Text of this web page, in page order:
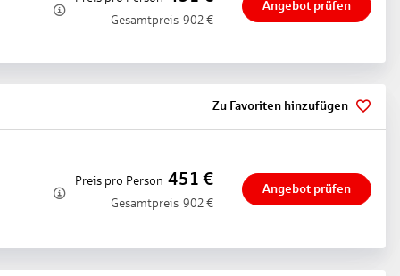
Kinderhochstuhl
Gesamtpreis 902 €
Angebot prüfen
Zu Favoriten hinzufügen
Preis pro Person 451 €
Gesamtpreis 902 €
Angebot prüfen